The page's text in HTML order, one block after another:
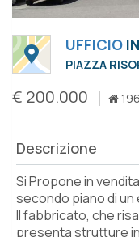
UFFICIO
PIAZZA
€ 200.000
Descrizione
Si Propone in
secondo piano di
Il fabbricato, che
presenta strutture